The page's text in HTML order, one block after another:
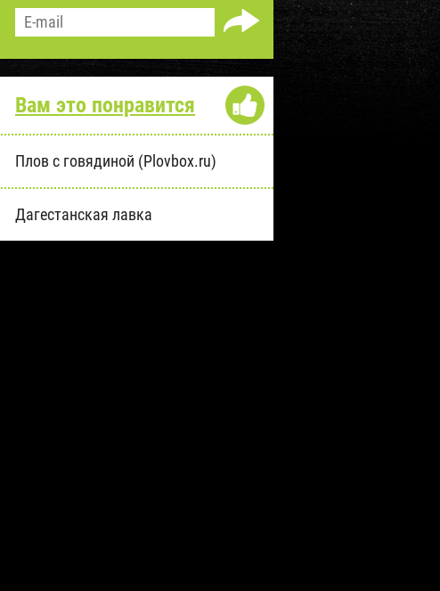
Вам это понравится
Плов с говядиной (Plovbox.ru)
Дагестанская лавка